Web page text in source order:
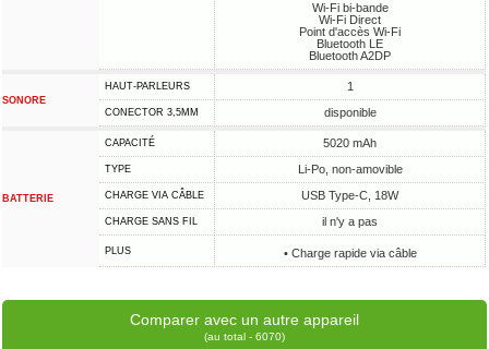
Wi-Fi bi-bande
Wi-Fi Direct
Point d'accès Wi-Fi
Bluetooth LE
Bluetooth A2DP
SONORE
HAUT-PARLEURS 1
CONECTOR 3,5MM disponible
BATTERIE
CAPACITÉ 5020 mAh
TYPE Li-Po, non-amovible
CHARGE VIA CÂBLE USB Type-C, 18W
CHARGE SANS FIL il n'y a pas
PLUS • Charge rapide via câble
Comparer avec un autre appareil
(au total - 6070)